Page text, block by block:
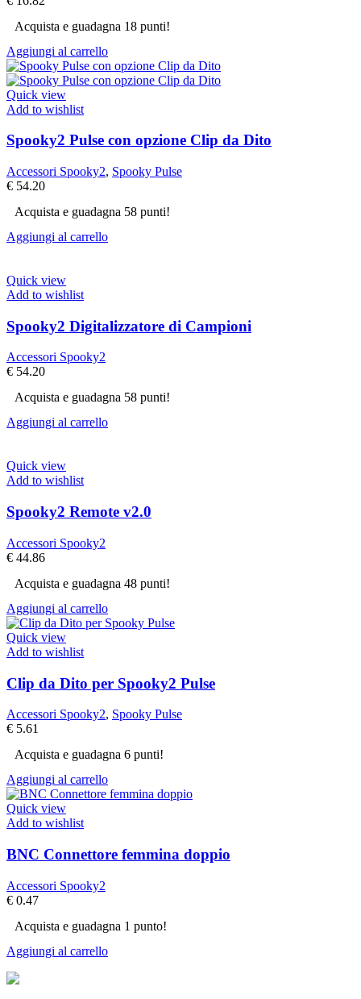
Acquista e guadagna 18 punti!
Aggiungi al carrello
Quick view
Add to wishlist
Spooky2 Pulse con opzione Clip da Dito
Accessori Spooky2, Spooky Pulse
€ 54.20
Acquista e guadagna 58 punti!
Aggiungi al carrello
Quick view
Add to wishlist
Spooky2 Digitalizzatore di Campioni
Accessori Spooky2
€ 54.20
Acquista e guadagna 58 punti!
Aggiungi al carrello
Quick view
Add to wishlist
Spooky2 Remote v2.0
Accessori Spooky2
€ 44.86
Acquista e guadagna 48 punti!
Aggiungi al carrello
Quick view
Add to wishlist
Clip da Dito per Spooky2 Pulse
Accessori Spooky2, Spooky Pulse
€ 5.61
Acquista e guadagna 6 punti!
Aggiungi al carrello
Quick view
Add to wishlist
BNC Connettore femmina doppio
Accessori Spooky2
€ 0.47
Acquista e guadagna 1 punto!
Aggiungi al carrello